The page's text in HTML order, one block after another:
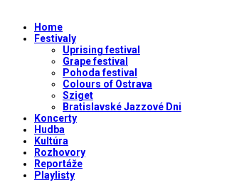
Home
Festivaly
Uprising festival
Grape festival
Pohoda festival
Colours of Ostrava
Sziget
Bratislavské Jazzové Dni
Koncerty
Hudba
Kultúra
Rozhovory
Reportáže
Playlisty